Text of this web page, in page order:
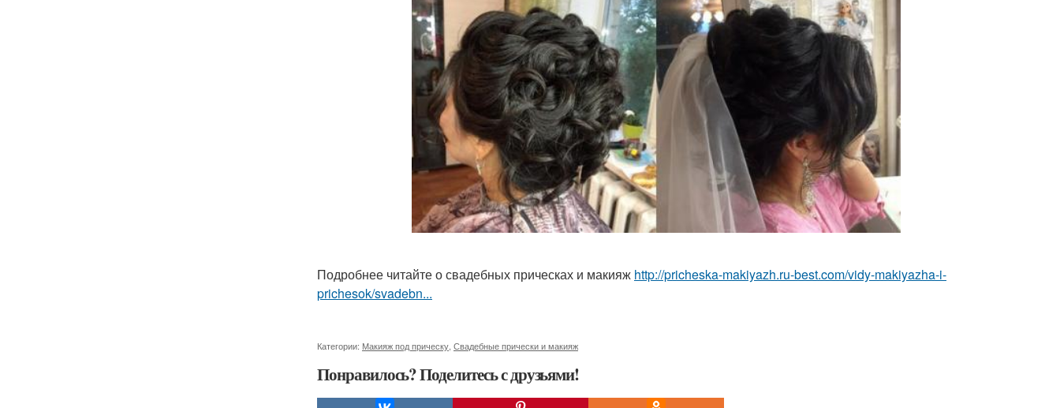
Подробнее читайте о свадебных прическах и макияж http://pricheska-makiyazh.ru-best.com/vidy-makiyazha-i-
prichesok/svadebn...
Категории: Макияж под прическу Свадебные прически и макияж
Понравилось? Поделитесь с друзьями!